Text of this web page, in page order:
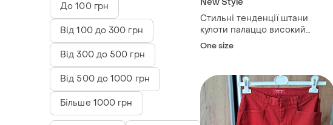
New Style
Стильні тенденції штани
кулоти палаццо високий
розмір посадки на мітці s | 8
One size
До 100 грн
Від 100 до 300 грн
Від 300 до 500 грн
Від 500 до 1000 грн
Більше 1000 грн